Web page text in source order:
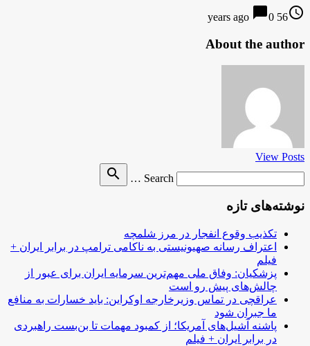
access_time
56 years ago
chat_bubble0
About the author
View Posts
Search …
search
نوشته‌های تازه
تکذیب وقوع انفجار در مرز شلمچه
اعتراف رسانه صهیونیستی به ناکامی ترامپ در برابر ایران +
فیلم
پزشکیان: وفاق ملی مهم‌ترین سرمایه ایران برای عبور از
چالش‌های پیش رو است
عراقچی در تماس وزیرخارجه اوکراین: باید خسارات به منافع
ما جبران شود
پاشنه آشیل‌های آمریکا؛ از کمبود مهمات تا بن‌بست راهبردی
در برابر ایران + فیلم